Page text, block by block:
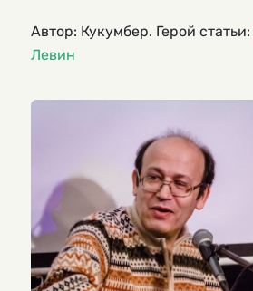
Автор: Кукумбер. Герой статьи:
Левин